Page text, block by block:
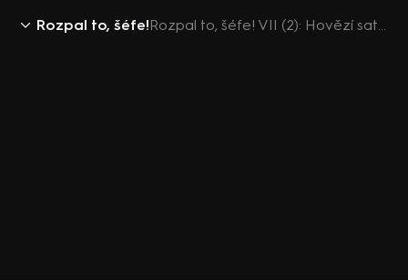
Rozpal to, šéfe! Rozpal to, šéfe! VII (2): Hovězí satay